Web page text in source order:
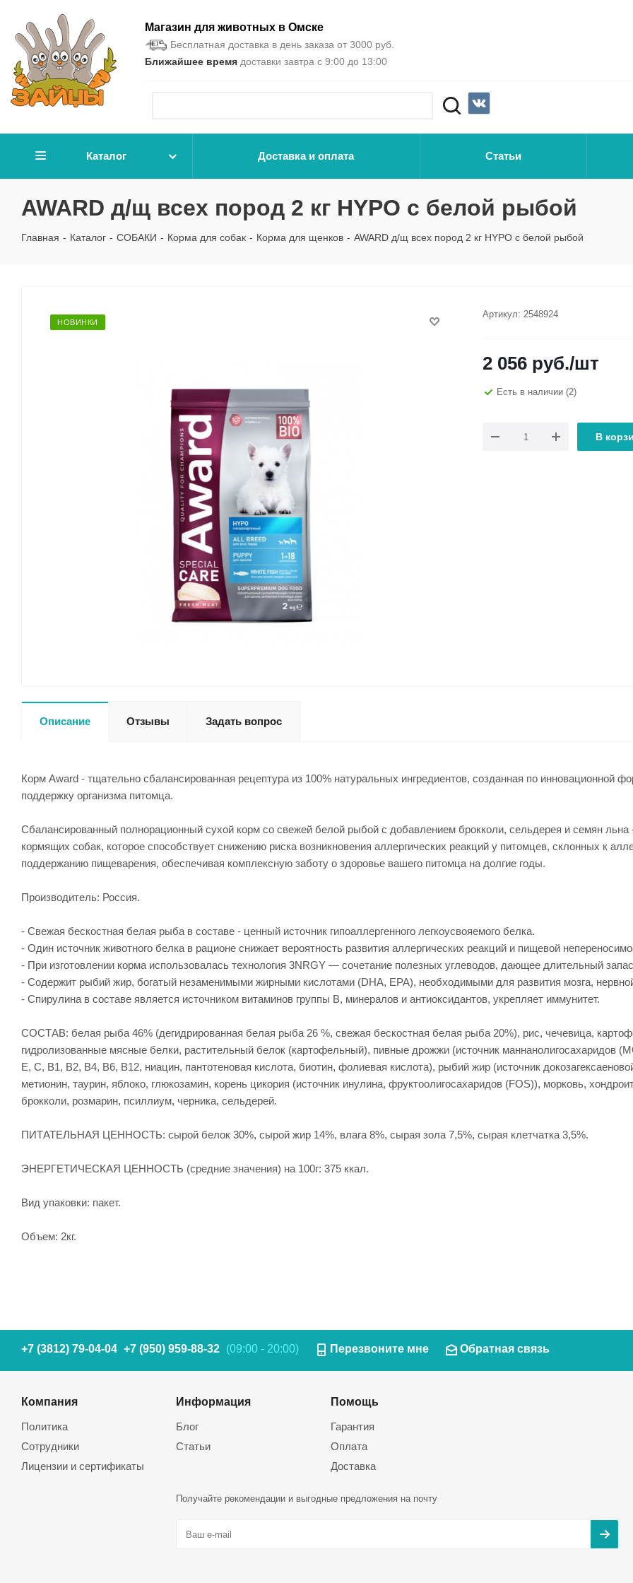
Магазин для животных в Омске
Бесплатная доставка в день заказа от 3000 руб.
Ближайшее время доставки завтра с 9:00 до 13:00
Каталог Доставка и оплата Статьи
AWARD д/щ всех пород 2 кг HYPO с белой рыбой
Главная - Каталог - СОБАКИ - Корма для собак - Корма для щенков - AWARD д/щ всех пород 2 кг HYPO с белой рыбой
НОВИНКИ
Артикул: 2548924
2 056 руб./шт
Есть в наличии (2)
В
Описание Отзывы Задать вопрос
Корм Award - тщательно сбалансированная рецептура из 100% натуральных ингредиентов, созданная по инновационной
поддержку организма питомца.
Сбалансированный полнорационный сухой корм со свежей белой рыбой с добавлением брокколи, сельдерея и семян
кормящих собак, которое способствует снижению риска возникновения аллергических реакций у питомцев, склонных к
поддержанию пищеварения, обеспечивая комплексную заботу о здоровье вашего питомца на долгие годы.
Производитель: Россия.
- Свежая бескостная белая рыба в составе - ценный источник гипоаллергенного легкоусвояемого белка.
- Один источник животного белка в рационе снижает вероятность развития аллергических реакций и пищевой
- При изготовлении корма использовалась технология 3NRGY — сочетание полезных углеводов, дающее длительный
- Содержит рыбий жир, богатый незаменимыми жирными кислотами (DHA, EPA), необходимыми для развития мозга,
- Спирулина в составе является источником витаминов группы В, минералов и антиоксидантов, укрепляет иммунитет.
СОСТАВ: белая рыба 46% (дегидрированная белая рыба 26 %, свежая бескостная белая рыба 20%), рис, чечевица,
гидролизованные мясные белки, растительный белок (картофельный), пивные дрожжи (источник маннанолигосахаридов
E, С, В1, В2, В4, B6, В12, ниацин, пантотеновая кислота, биотин, фолиевая кислота), рыбий жир (источник
метионин, таурин, яблоко, глюкозамин, корень цикория (источник инулина, фруктоолигосахаридов (FOS)), морковь,
брокколи, розмарин, псиллиум, черника, сельдерей.
ПИТАТЕЛЬНАЯ ЦЕННОСТЬ: сырой белок 30%, сырой жир 14%, влага 8%, сырая зола 7,5%, сырая клетчатка 3,5%.
ЭНЕРГЕТИЧЕСКАЯ ЦЕННОСТЬ (средние значения) на 100г: 375 ккал.
Вид упаковки: пакет.
Объем: 2кг.
+7 (3812) 79-04-04 +7 (950) 959-88-32 (09:00 - 20:00) Перезвоните мне Обратная связь
Компания
Политика
Сотрудники
Лицензии и сертификаты
Информация
Блог
Статьи
Помощь
Гарантия
Оплата
Доставка
Получайте рекомендации и выгодные предложения на почту